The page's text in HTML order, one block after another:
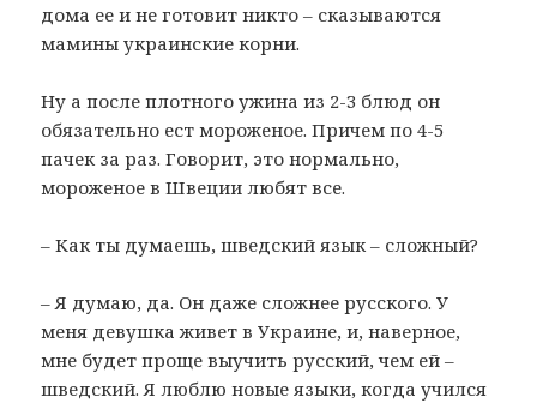
дома ее и не готовит никто – сказываются
мамины украинские корни.
Ну а после плотного ужина из 2-3 блюд он
обязательно ест мороженое. Причем по 4-5
пачек за раз. Говорит, это нормально,
мороженое в Швеции любят все.
– Как ты думаешь, шведский язык – сложный?
– Я думаю, да. Он даже сложнее русского. У
меня девушка живет в Украине, и, наверное,
мне будет проще выучить русский, чем ей –
шведский. Я люблю новые языки, когда учился